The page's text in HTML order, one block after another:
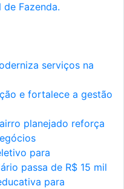
Fazenda.
serviços na
e fortalece a gestão
planejado reforça
para
passa de R$ 15 mil
para